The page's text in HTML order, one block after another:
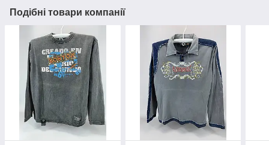
Подібні товари компанії